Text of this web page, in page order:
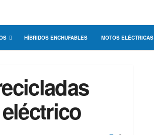
HÍBRIDOS ENCHUFABLES MOTOS ELÉCTRICAS